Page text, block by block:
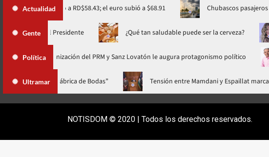
Actualidad
era vendido a RD$58.43; el euro subió a $68.91 Chubascos pasajeros y calor
Gente
Sarante se suma al Festival Presidente ¿Qué tan saludable puede ser la
Política
Organización del PRM y Sanz Lovatón le augura protagonismo político
Ultramar
y el estreno mundial de “La Fábrica de Bodas” Tensión entre Mamdani y
NOTISDOM © 2020 | Todos los derechos reservados.